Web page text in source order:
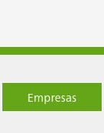
Empresas